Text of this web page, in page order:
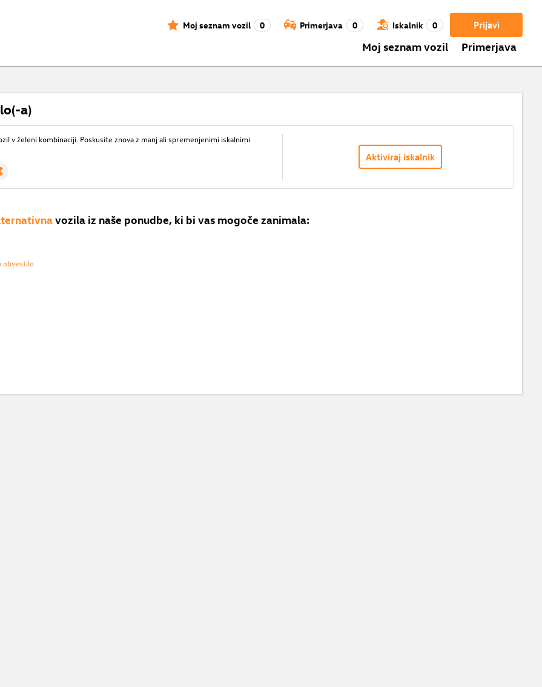
Prijavi
Moj seznam vozil 0 Primerjava 0 Iskalnik 0
Moj seznam vozil Primerjava
a)
v želeni kombinaciji. Poskusite znova z manj ali spremenjenimi iskalnimi
Aktiviraj iskalnik
vozila iz naše ponudbe, ki bi vas mogoče zanimala:
obvestilo